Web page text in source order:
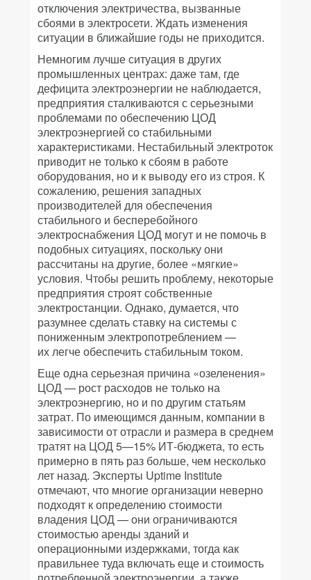
отключения электричества, вызванные
сбоями в электросети. Ждать изменения
ситуации в ближайшие годы не приходится.
Немногим лучше ситуация в других
промышленных центрах: даже там, где
дефицита электроэнергии не наблюдается,
предприятия сталкиваются с серьезными
проблемами по обеспечению ЦОД
электроэнергией со стабильными
характеристиками. Нестабильный электроток
приводит не только к сбоям в работе
оборудования, но и к выводу его из строя. К
сожалению, решения западных
производителей для обеспечения
стабильного и бесперебойного
электроснабжения ЦОД могут и не помочь в
подобных ситуациях, поскольку они
рассчитаны на другие, более «мягкие»
условия. Чтобы решить проблему, некоторые
предприятия строят собственные
электростанции. Однако, думается, что
разумнее сделать ставку на системы с
пониженным электропотреблением —
их легче обеспечить стабильным током.
Еще одна серьезная причина «озеленения»
ЦОД — рост расходов не только на
электроэнергию, но и по другим статьям
затрат. По имеющимся данным, компании в
зависимости от отрасли и размера в среднем
тратят на ЦОД 5—15% ИТ-бюджета, то есть
примерно в пять раз больше, чем несколько
лет назад. Эксперты Uptime Institute
отмечают, что многие организации неверно
подходят к определению стоимости
владения ЦОД — они ограничиваются
стоимостью аренды зданий и
операционными издержками, тогда как
правильнее туда включать еще и стоимость